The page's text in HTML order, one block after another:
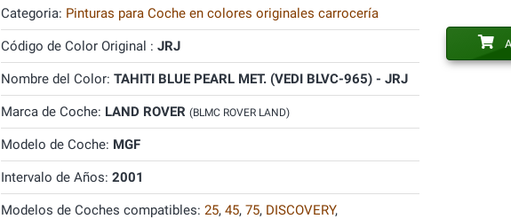
Categoria: Pinturas para Coche en colores originales carrocería
Código de Color Original : JRJ
Nombre del Color: TAHITI BLUE PEARL MET. (VEDI BLVC-965) - JRJ
Marca de Coche: LAND ROVER (BLMC ROVER LAND)
Modelo de Coche: MGF
Intervalo de Años: 2001
Modelos de Coches compatibles: 25, 45, 75, DISCOVERY,